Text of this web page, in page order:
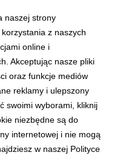
Business
Business
pozycję w obszarze
naszej strony
z naszych
online i
Akceptując nasze pliki
oraz funkcje mediów
reklamy i ulepszony
swoimi wyborami, kliknij
niezbędne są do
internetowej i nie mogą
w naszej Polityce